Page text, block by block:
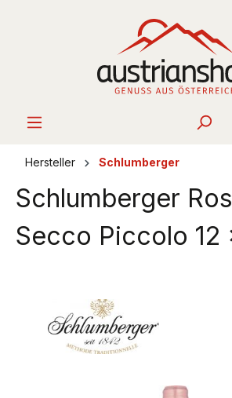
Hersteller Schlumberger
Schlumberger
Secco Piccolo 12